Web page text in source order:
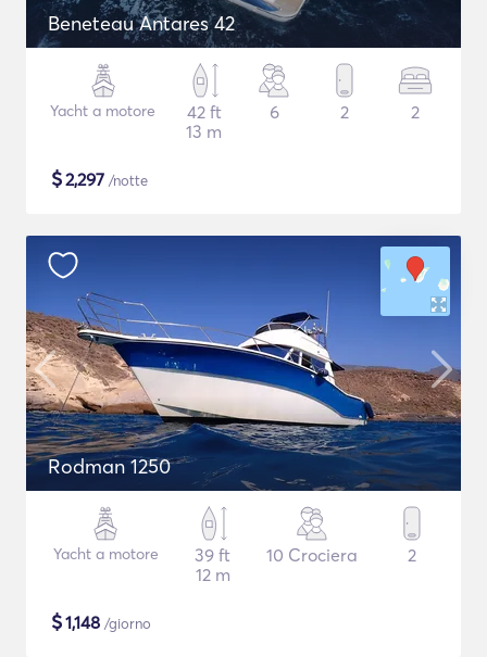
Beneteau Antares 42
Yacht a motore
42 ft
13 m
6 2 2
$2,297 /notte
Rodman 1250
Yacht a motore
39 ft
12 m
10 Crociera 2
$1,148 /giorno